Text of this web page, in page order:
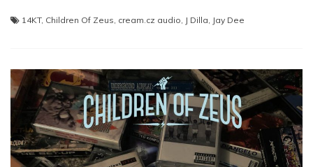
14KT, Children Of Zeus, cream.cz audio, J Dilla, Jay Dee